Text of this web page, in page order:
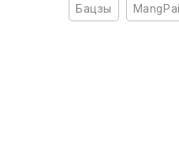
Бацзы MangPai